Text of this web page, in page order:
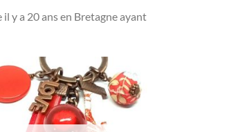
y a 20 ans en Bretagne ayant